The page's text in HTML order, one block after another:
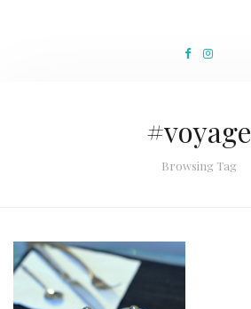
#voyage
Browsing Tag